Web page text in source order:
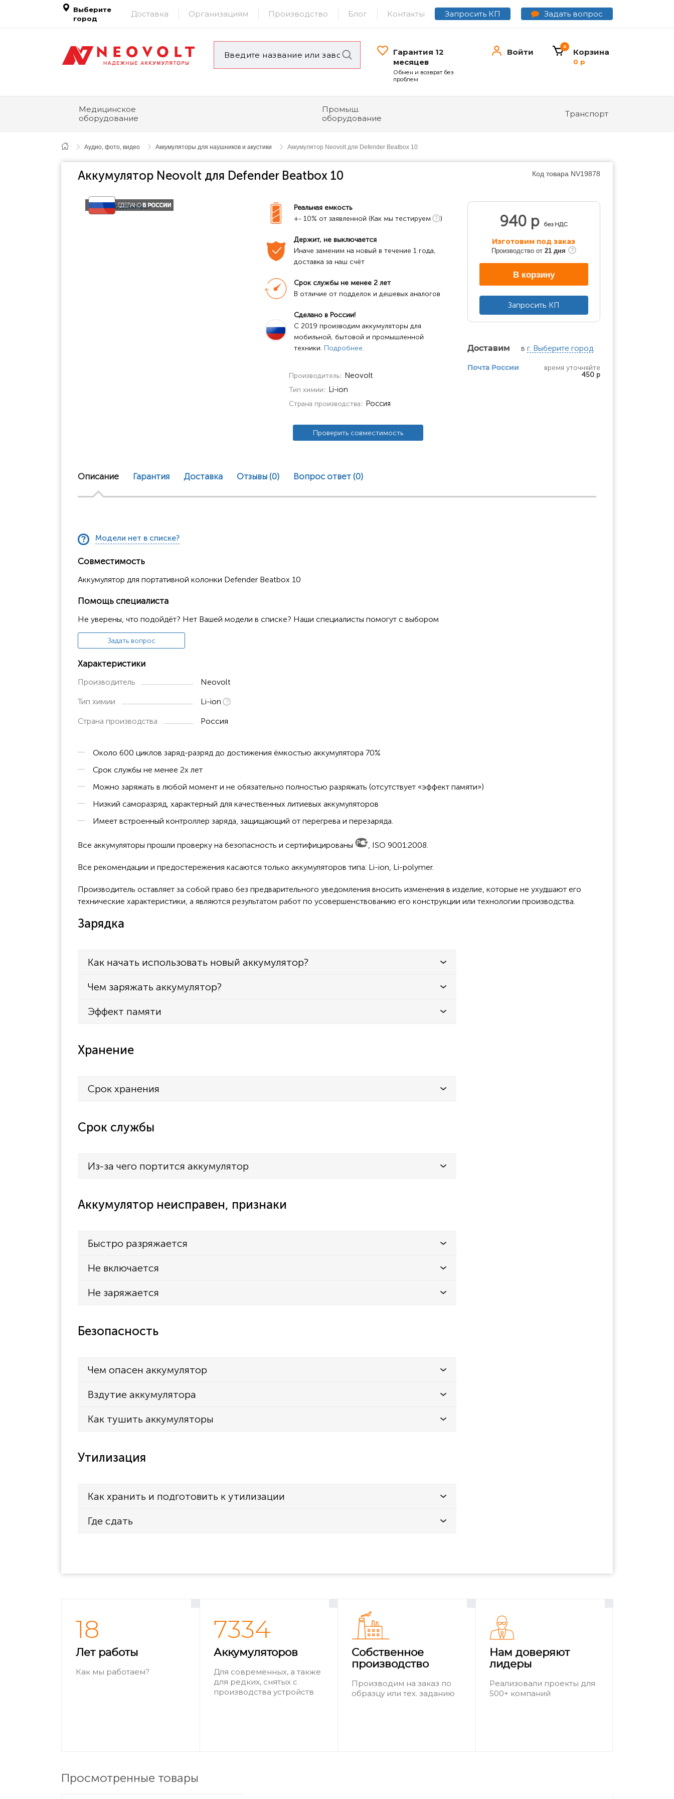
Выберите
город
Доставка Организациям Производство Блог Контакты Запросить КП Задать вопрос
Гарантия 12
месяцев
Обмен и возврат без
проблем
Войти Корзина
0
0 р
Медицинское
оборудование
Промыш.
оборудование
Транспорт
Аудио, фото, видео Аккумуляторы для наушников и акустики Аккумулятор Neovolt для Defender Beatbox 10
Аккумулятор Neovolt для Defender Beatbox 10 Код товара NV19878
Поделиться
Реальная емкость
+- 10% от заявленной (Как мы тестируем
)
Держит, не выключается
Иначе заменим на новый в течение 1 года,
доставка за наш счёт
Срок службы не менее 2 лет
В отличие от подделок и дешевых аналогов
Сделано в России!
C 2019 производим аккумуляторы для
мобильной, бытовой и промышленной
техники. Подробнее.
Производитель Neovolt
Тип химии Li-ion
Страна производства Россия
Проверить совместимость
940 р без НДС
Изготовим под заказ
Производство от 21 дня
В корзину
Запросить КП
Доставим в г. Выберите город
Почта России
время уточняйте
450 р
Описание Гарантия Доставка Отзывы (0) Вопрос ответ (0)
Модели нет в списке?
Совместимость
Аккумулятор для портативной колонки Defender Beatbox 10
Помощь специалиста
Не уверены, что подойдёт? Нет Вашей модели в списке? Наши специалисты помогут с выбором
Задать вопрос
Характеристики
Производитель Neovolt
Тип химии Li-ion
Страна производства Россия
Около 600 циклов заряд-разряд до достижения ёмкостью аккумулятора 70%
Срок службы не менее 2х лет
Можно заряжать в любой момент и не обязательно полностью разряжать (отсутствует «эффект памяти»)
Низкий саморазряд, характерный для качественных литиевых аккумуляторов
Имеет встроенный контроллер заряда, защищающий от перегрева и перезаряда.
Все аккумуляторы прошли проверку на безопасность и сертифицированы , ISO 9001:2008.
Все рекомендации и предостережения касаются только аккумуляторов типа: Li-ion, Li-polymer.
Производитель оставляет за собой право без предварительного уведомления вносить изменения в изделие, которые не ухудшают его
технические характеристики, а являются результатом работ по усовершенствованию его конструкции или технологии производства.
Зарядка
Как начать использовать новый аккумулятор?
Чем заряжать аккумулятор?
Эффект памяти
Хранение
Срок хранения
Срок службы
Из-за чего портится аккумулятор
Аккумулятор неисправен, признаки
Быстро разряжается
Не включается
Не заряжается
Безопасность
Чем опасен аккумулятор
Вздутие аккумулятора
Как тушить аккумуляторы
Утилизация
Как хранить и подготовить к утилизации
Где сдать
18
Лет работы
Как мы работаем?
7334
Аккумуляторов
Для современных, а также
для редких, снятых с
производства устройств
Собственное
производство
Производим на заказ по
образцу или тех. заданию
Нам доверяют
лидеры
Реализовали проекты для
500+ компаний
Просмотренные товары